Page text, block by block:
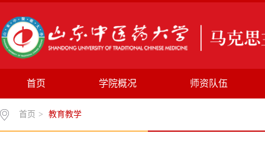
首页 学院概况 师资队伍
首页 > 教育教学